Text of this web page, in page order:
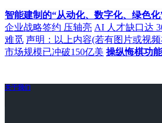
智能建制的“从动化、数字化、绿色化
企业战略签约 压轴亮 AI 人才缺口达
难觅 声明：以上内容(若有图片或视
市场规模已冲破150亿美 操纵悔棋功
关于我们